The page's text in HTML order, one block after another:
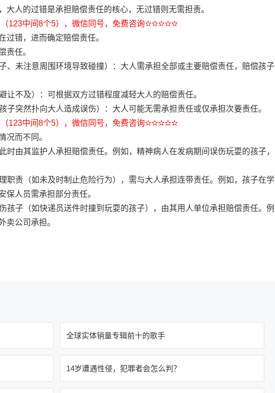
人的过错是承担赔偿责任的核心，无过错则无需担责。
123中间8个5），微信同号，免费咨询✫✫✫✫✫
过错，进而确定赔偿责任。
责任。
、未注意周围环境导致碰撞）：大人需承担全部或主要赔偿责任，赔偿孩子
让不及）：可根据双方过错程度减轻大人的赔偿责任。
子突然扑向大人造成误伤）：大人可能无需承担责任或仅承担次要责任。
123中间8个5），微信同号，免费咨询✫✫✫✫✫
况而不同。
时由其监护人承担赔偿责任。例如，精神病人在发病期间误伤玩耍的孩子，
职责（如未及时制止危险行为），需与大人承担连带责任。例如，孩子在学
保人员需承担部分责任。
孩子（如快递员送件时撞到玩耍的孩子），由其用人单位承担赔偿责任。例
卖公司承担。
全球实体销量专辑前十的歌手
14岁遭遇性侵，犯罪者会怎么判？